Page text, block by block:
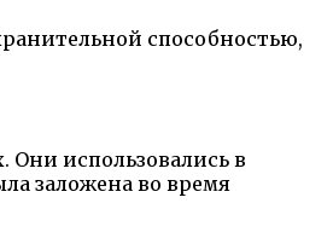
способностью,
использовались в
заложена во время